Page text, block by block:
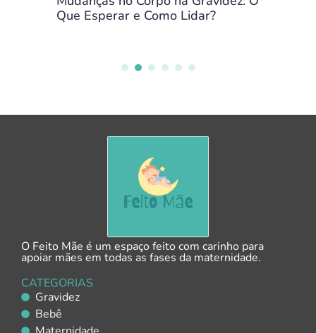
Que Esperar e Como Lidar?
O Feito Mãe é um espaço feito com carinho para
apoiar mães em todas as fases da maternidade.
CATEGORIAS
Gravidez
Bebê